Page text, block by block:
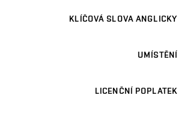
KLÍČOVÁ SLOVA ANGLICKY
UMÍSTĚNÍ
LICENČNÍ POPLATEK